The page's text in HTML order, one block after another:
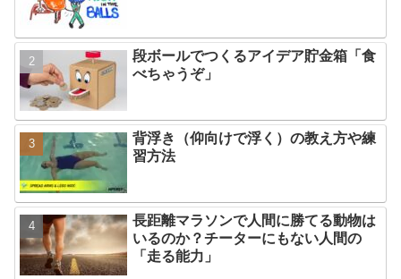
段ボールでつくるアイデア貯金箱「食
べちゃうぞ」
背浮き（仰向けで浮く）の教え方や練
習方法
長距離マラソンで人間に勝てる動物は
いるのか？チーターにもない人間の
「走る能力」